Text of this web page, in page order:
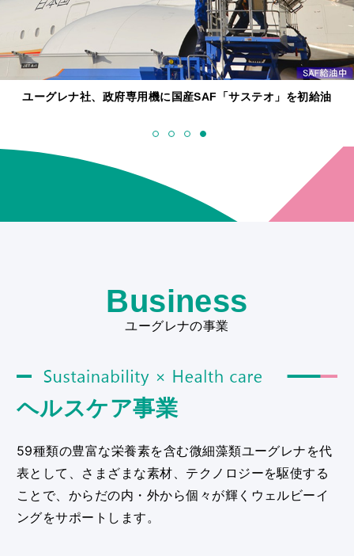
ユーグレナ社、政府専用機に国産SAF「サステオ」を初給油
Business
ユーグレナの事業
Sustainability × Health care
ヘルスケア事業
59種類の豊富な栄養素を含む微細藻類ユーグレナを代
表として、さまざまな素材、テクノロジーを駆使する
ことで、からだの内・外から個々が輝くウェルビーイ
ングをサポートします。